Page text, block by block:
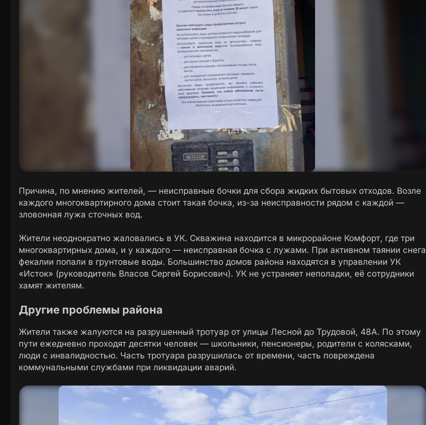
Причина, по мнению жителей, — неисправные бочки для сбора жидких бытовых отходов. Возле
каждого многоквартирного дома стоит такая бочка, из-за неисправности рядом с каждой —
зловонная лужа сточных вод.
Жители неоднократно жаловались в УК. Скважина находится в микрорайоне Комфорт, где три
многоквартирных дома, и у каждого — неисправная бочка с лужами. При активном таянии снега
фекалии попали в грунтовые воды. Большинство домов района находятся в управлении УК
«Исток» (руководитель Власов Сергей Борисович). УК не устраняет неполадки, её сотрудники
хамят жителям.
Другие проблемы района
Жители также жалуются на разрушенный тротуар от улицы Лесной до Трудовой, 48А. По этому
пути ежедневно проходят десятки человек — школьники, пенсионеры, родители с колясками,
люди с инвалидностью. Часть тротуара разрушилась от времени, часть повреждена
коммунальными службами при ликвидации аварий.